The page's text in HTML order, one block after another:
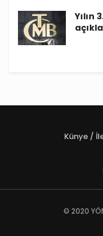
Yılın
Künye /
© 2020